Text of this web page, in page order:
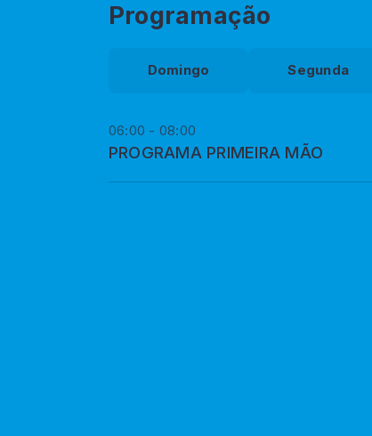
Programação
Domingo Segunda
06:00 - 08:00
PROGRAMA PRIMEIRA MÃO